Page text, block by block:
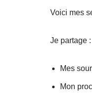
Voici mes
Je partage :
Mes
Mon